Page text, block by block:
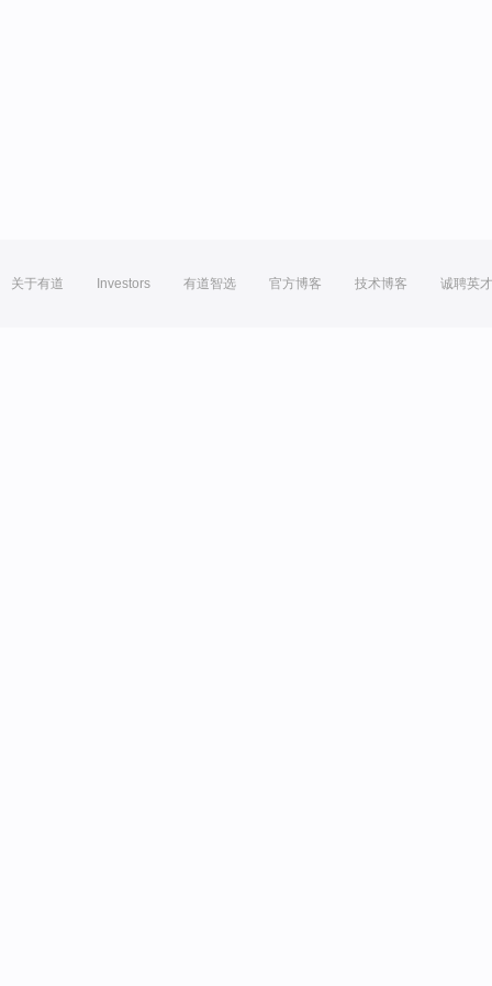
关于有道 Investors 有道智选 官方博客 技术博客 诚聘英才